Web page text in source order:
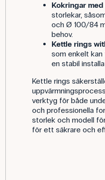
Kokringar
storlekar,
och Ø 100/84
behov.
Kettle rings
som enkelt
en stabil
Kettle rings
verktyg för både
och professionella
storlek och modell
för ett säkrare och